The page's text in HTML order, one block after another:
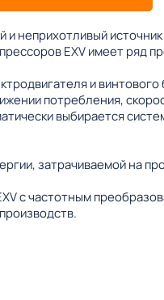
неприхотливый
EXV имеет ряд
и
потребления,
выбирается
затрачиваемой на
с частотным